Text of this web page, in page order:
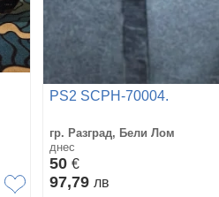
PS2 SCPH-70004.
гр. Разград, Бели Лом
днес
50 €
97,79 лв